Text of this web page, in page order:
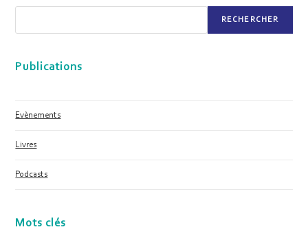
RECHERCHER
Publications
Evènements
Livres
Podcasts
Mots clés